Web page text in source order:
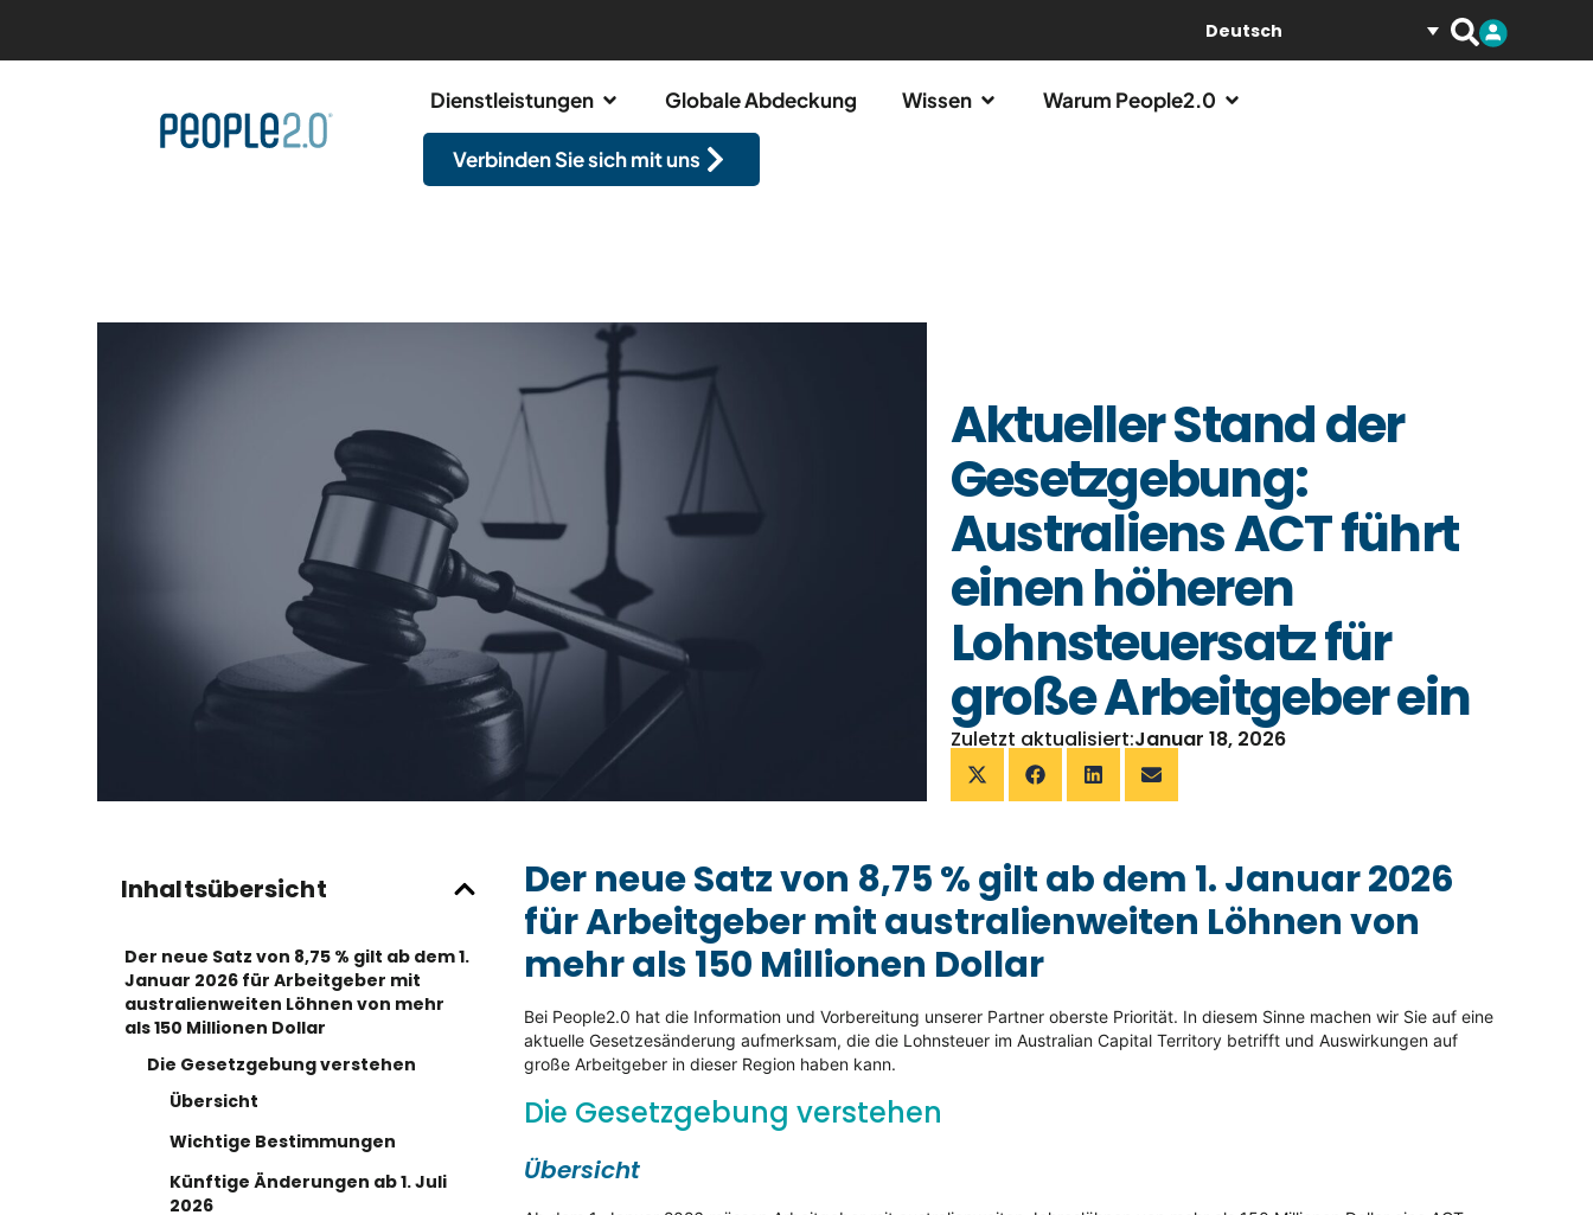
Deutsch
Dienstleistungen Globale Abdeckung Wissen Warum People2.0
Verbinden Sie sich mit uns
Aktueller Stand der
Gesetzgebung:
Australiens ACT führt
einen höheren
Lohnsteuersatz für
große Arbeitgeber ein
Zuletzt aktualisiert:Januar 18, 2026
Inhaltsübersicht
Der neue Satz von 8,75 % gilt ab dem 1.
Januar 2026 für Arbeitgeber mit
australienweiten Löhnen von mehr
als 150 Millionen Dollar
Die Gesetzgebung verstehen
Übersicht
Wichtige Bestimmungen
Künftige Änderungen ab 1. Juli
2026
Der neue Satz von 8,75 % gilt ab dem 1. Januar 2026
für Arbeitgeber mit australienweiten Löhnen von
mehr als 150 Millionen Dollar
Bei People2.0 hat die Information und Vorbereitung unserer Partner oberste Priorität. In diesem Sinne machen wir Sie auf eine
aktuelle Gesetzesänderung aufmerksam, die die Lohnsteuer im Australian Capital Territory betrifft und Auswirkungen auf
große Arbeitgeber in dieser Region haben kann.
Die Gesetzgebung verstehen
Übersicht